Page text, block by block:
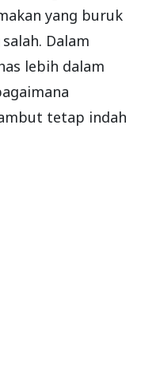
yang buruk
Dalam
lebih dalam
tetap indah